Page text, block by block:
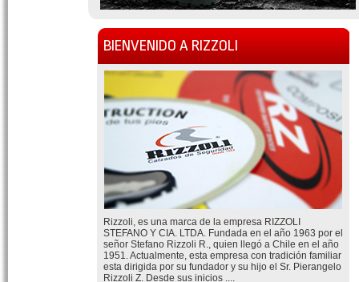
BIENVENIDO A RIZZOLI
Rizzoli, es una marca de la empresa RIZZOLI
STEFANO Y CIA. LTDA. Fundada en el año 1963 por el
señor Stefano Rizzoli R., quien llegó a Chile en el año
1951. Actualmente, esta empresa con tradición familiar
esta dirigida por su fundador y su hijo el Sr. Pierangelo
Rizzoli Z. Desde sus inicios ....